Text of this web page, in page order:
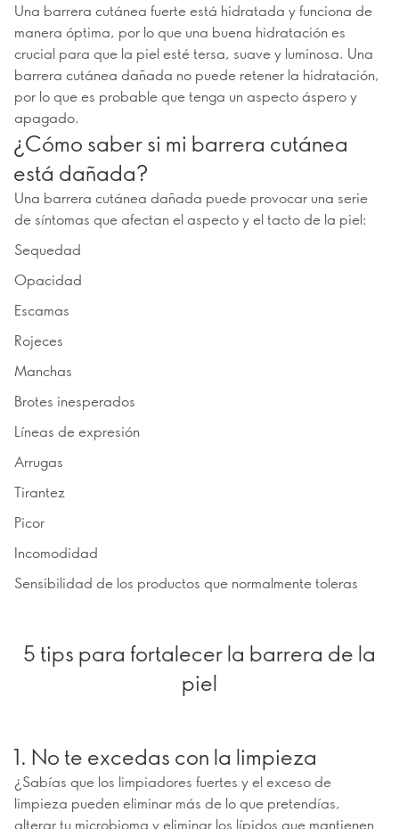
Una barrera cutánea fuerte está hidratada y funciona de
manera óptima, por lo que una buena hidratación es
crucial para que la piel esté tersa, suave y luminosa. Una
barrera cutánea dañada no puede retener la hidratación,
por lo que es probable que tenga un aspecto áspero y
apagado.
¿Cómo saber si mi barrera cutánea
está dañada?
Una barrera cutánea dañada puede provocar una serie
de síntomas que afectan el aspecto y el tacto de la piel:
Sequedad
Opacidad
Escamas
Rojeces
Manchas
Brotes inesperados
Líneas de expresión
Arrugas
Tirantez
Picor
Incomodidad
Sensibilidad de los productos que normalmente toleras
5 tips para fortalecer la barrera de la
piel
1. No te excedas con la limpieza
¿Sabías que los limpiadores fuertes y el exceso de
limpieza pueden eliminar más de lo que pretendías,
alterar tu microbioma y eliminar los lípidos que mantienen